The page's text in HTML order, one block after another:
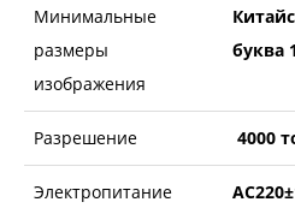
Минимальные
размеры
изображения
буква
Разрешение 4000
Электропитание